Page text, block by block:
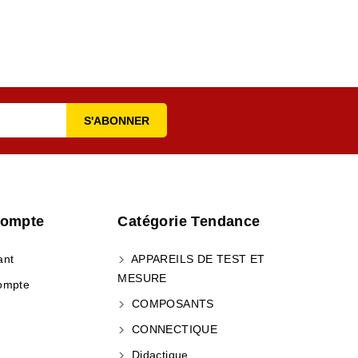
Catégorie Tendance
APPAREILS DE TEST ET
MESURE
COMPOSANTS
CONNECTIQUE
Didactique